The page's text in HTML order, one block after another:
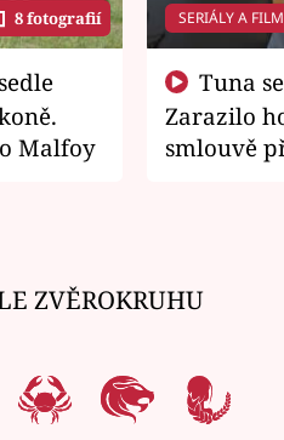
8 fotografií
Malfoy
SERIÁLY A
Zarazilo
smlouvě
ZVĚROKRUHU